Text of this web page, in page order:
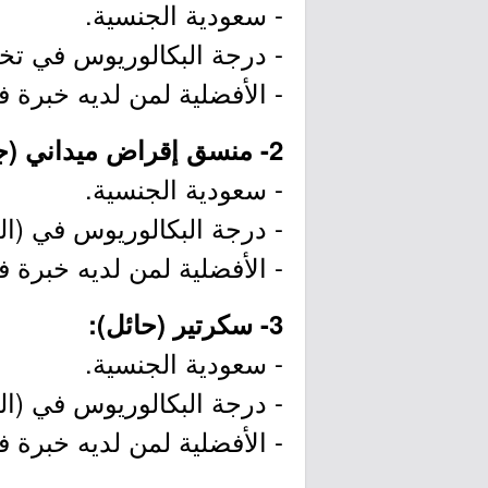
- سعودية الجنسية.
- درجة البكالوريوس في
- الأفضلية لمن لديه
2- منسق إقراض ميداني (جدة):
- سعودية الجنسية.
- درجة البكالوريوس في
- الأفضلية لمن لديه
3- سكرتير (حائل):
- سعودية الجنسية.
- درجة البكالوريوس في
- الأفضلية لمن لديه